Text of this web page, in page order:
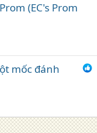
(EC's Prom
mốc đánh